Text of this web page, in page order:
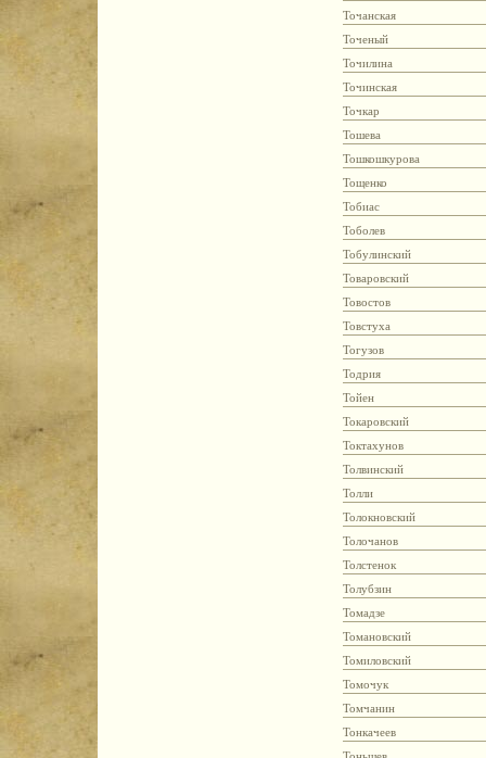
Точанская
Точеный
Точилина
Точинская
Точкар
Тошева
Тошкошкурова
Тощенко
Тобиас
Тоболев
Тобулинский
Товаровский
Товостов
Товстуха
Тогузов
Тодрия
Тойен
Токаровский
Токтахунов
Толвинский
Толли
Толокновский
Толочанов
Толстенок
Толубзин
Томадзе
Томановский
Томиловский
Томочук
Томчанин
Тонкачеев